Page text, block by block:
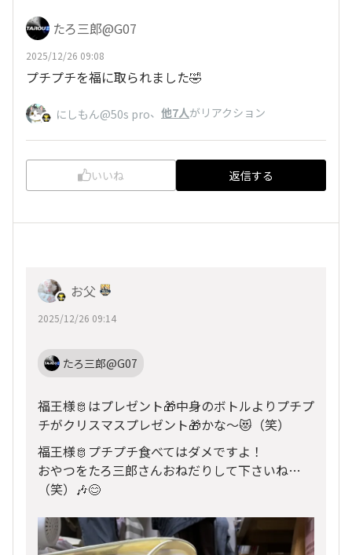
たろ三郎@G07
2025/12/26 09:08
プチプチを福に取られました🤣
にしもん@50s pro、 他7人がリアクション
いいね 返信する
お父
2025/12/26 09:14
たろ三郎@G07
福王様🫅はプレゼント🎁中身のボトルよりプチプ
チがクリスマスプレゼント🎁かな〜😻（笑）
福王様🫅プチプチ食べてはダメですよ！
おやつをたろ三郎さんおねだりして下さいね…
（笑）🎶😊